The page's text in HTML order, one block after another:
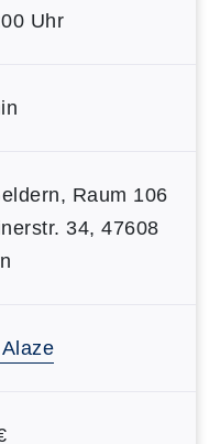
Uhr
Raum 106
34, 47608